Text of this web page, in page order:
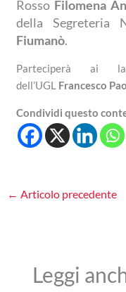
Rosso Filomena
della Segreteria
Fiumanò.
Parteciperà ai
dell’UGL Francesco
Condividi questo
← Articolo precedente
Leggi